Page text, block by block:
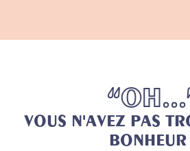
“OH...
VOUS N'AVEZ PAS TR
BONHEUR